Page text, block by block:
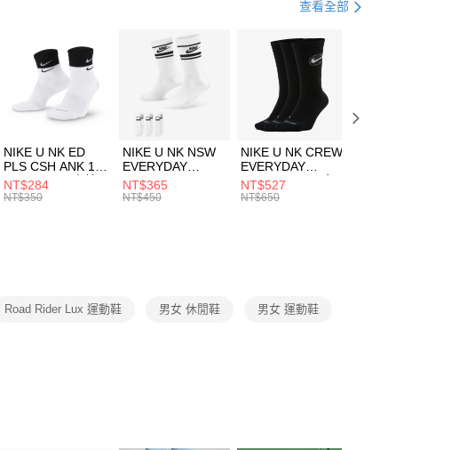
３．安心：先確認商品／服務後，再付款。
【「AFTEE先享後付」結帳流程】
１．於結帳方式選擇「AFTEE先享後付」後，將跳轉至「AFTEE先享後
付」結帳頁面，進行簡訊認證並確認金額後，即可完成結帳。
２．訂單成立數日內，您將收到繳費通知簡訊。
３．收到繳費通知簡訊後14天內，點擊此簡訊中的連結，可透過四大超商
／ATM／網路銀行／等多元方式進行付款，方視為交易完成。
※ 請注意：結帳手續完成當下不需立刻繳費，但若您需要取消訂單，請聯
絡購買商品的店家。未經商家同意取消之訂單仍視為有效，需透過AFTEE
先享後付繳納相關費用。
１．透過由恩沛科技股份有限公司提供之「AFTEE先享後付」服務完成之
交易，需依本服務之必要範圍內提供個人資料，並將交易相關給付款項請
每筆NT$100，滿NT$1,500(含以上)免運費
每筆NT$100，滿NT$1,500(含以上)免運費
付款後門市自取
每筆NT$100，滿NT$1,500(含以上)免運費
限時降價專區⬇
促銷活動 PUMA指定商品｜1件5折 2件4折
促銷活動 兒童/青少年｜鞋服6折起
查看全部
NIKE U NK ED
PLS CSH ANK 1P
144 DBL 男 中統
襪 DH4058104
NT$284
NT$350
NIKE U NK NSW
EVERYDAY
ESSENTIAL CR
男女 短統襪
NT$365
NT$450
NIKE U NK CREW
EVERYDAY
BBALL 3PR 男女
長統襪
NT$527
NT$650
Road Rider Lux 運動鞋 男女 休閒鞋 男女 運動鞋